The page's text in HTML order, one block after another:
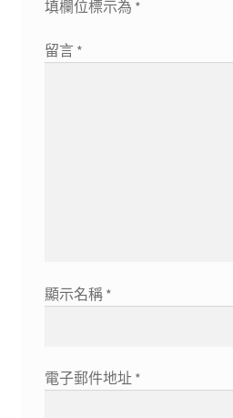
填欄位標示為 *
留言 *
顯示名稱 *
電子郵件地址 *